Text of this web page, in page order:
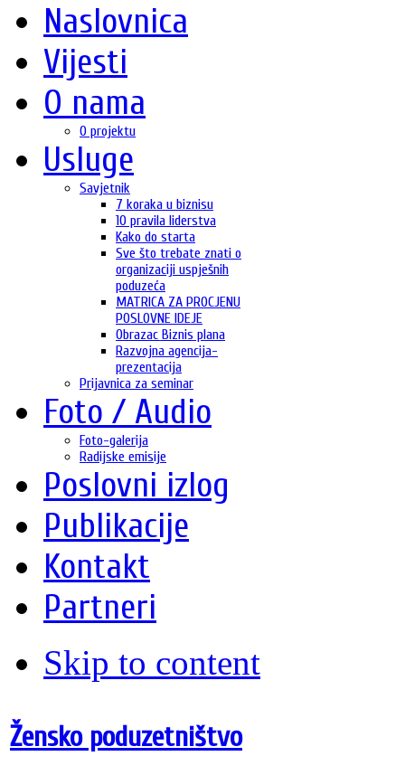
Naslovnica
Vijesti
O nama
O projektu
Usluge
Savjetnik
7 koraka u biznisu
10 pravila liderstva
Kako do starta
Sve što trebate znati o
organizaciji uspješnih
poduzeća
MATRICA ZA PROCJENU
POSLOVNE IDEJE
Obrazac Biznis plana
Razvojna agencija-
prezentacija
Prijavnica za seminar
Foto / Audio
Foto-galerija
Radijske emisije
Poslovni izlog
Publikacije
Kontakt
Partneri
Skip to content
Žensko poduzetništvo